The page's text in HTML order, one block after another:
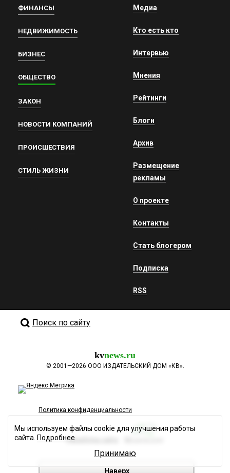
ФИНАНСЫ
НЕДВИЖИМОСТЬ
БИЗНЕС
ОБЩЕСТВО
ЗАКОН
НОВОСТИ КОМПАНИЙ
ПРОИСШЕСТВИЯ
СТИЛЬ ЖИЗНИ
Медиа
Кто есть кто
Интервью
Мнения
Рейтинги
Блоги
Архив
Размещение
рекламы
О проекте
Контакты
Стать блогером
Подписка
RSS
Поиск по сайту
kvnews.ru
© 2001—2026 ООО ИЗДАТЕЛЬСКИЙ ДОМ «КВ».
Политика конфиденциальности
Разработка сайта
Наверх
Мы используем файлы cookie для улучшения работы
сайта. Подробнее
Принимаю